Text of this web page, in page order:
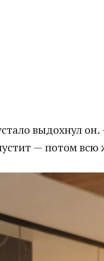
выдохнул
— потом всю